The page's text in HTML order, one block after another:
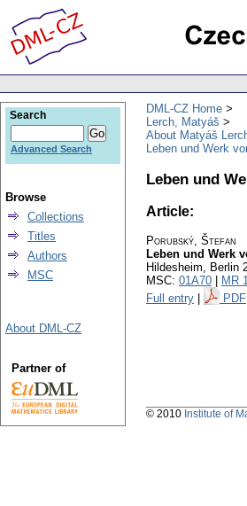
DML-CZ Home
Lerch, Matyáš
About Matyáš
Leben und Werk
Leben und
Article:
Porubský, Štefan
Leben und Werk
Hildesheim, Berlin
MSC: 01A70
MR
Full entry
PDF
Search
Advanced Search
Browse
Collections
Titles
Authors
MSC
About DML-CZ
Partner of
© 2010 Institute of